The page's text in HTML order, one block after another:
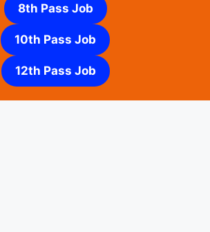
8th Pass Job
10th Pass Job
12th Pass Job